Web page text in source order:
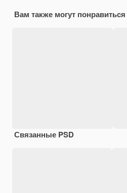
Вам также могут
Связанные PSD